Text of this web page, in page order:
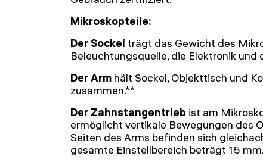
Mikroskopteile:
Der Sockel trägt das Gewicht des
Beleuchtungsquelle, die Elektronik und
Der Arm hält Sockel, Objekttisch und
zusammen.**
Der Zahnstangentrieb ist am
ermöglicht vertikale Bewegungen des
Seiten des Arms befinden sich
gesamte Einstellbereich beträgt 15 mm.